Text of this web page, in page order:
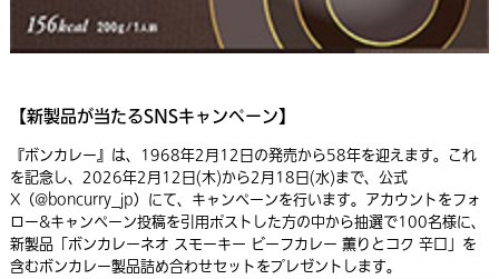
【新製品が当たるSNSキャンペーン】
『ボンカレー』は、1968年2月12日の発売から58年を迎えます。これ
を記念し、2026年2月12日(木)から2月18日(水)まで、公式
X（@boncurry_jp）にて、キャンペーンを行います。アカウントをフォ
ロー&キャンペーン投稿を引用ポストした方の中から抽選で100名様に、
新製品「ボンカレーネオ スモーキー ビーフカレー 薫りとコク 辛口」を
含むボンカレー製品詰め合わせセットをプレゼントします。